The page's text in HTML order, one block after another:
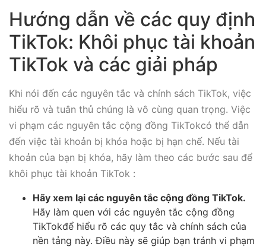
Hướng dẫn về các quy định
TikTok: Khôi phục tài khoản
TikTok và các giải pháp
Khi nói đến các nguyên tắc và chính sách TikTok, việc
hiểu rõ và tuân thủ chúng là vô cùng quan trọng. Việc
vi phạm các nguyên tắc cộng đồng TikTokcó thể dẫn
đến việc tài khoản bị khóa hoặc bị hạn chế. Nếu tài
khoản của bạn bị khóa, hãy làm theo các bước sau để
khôi phục tài khoản TikTok :
Hãy xem lại các nguyên tắc cộng đồng TikTok.
Hãy làm quen với các nguyên tắc cộng đồng
TikTokđể hiểu rõ các quy tắc và chính sách của
nền tảng này. Điều này sẽ giúp bạn tránh vi phạm